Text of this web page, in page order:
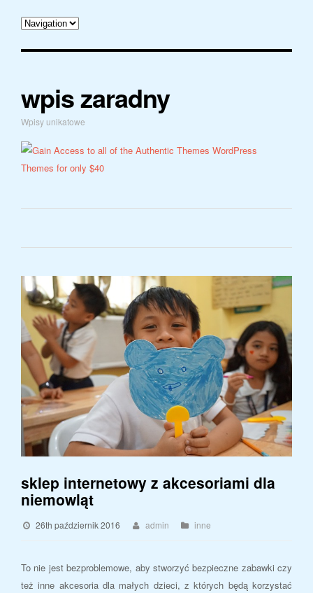
wpis zaradny
Wpisy unikatowe
sklep internetowy z akcesoriami dla
niemowląt
26th październik 2016 admin inne
To nie jest bezproblemowe, aby stworzyć bezpieczne zabawki czy
też inne akcesoria dla małych dzieci, z których będą korzystać